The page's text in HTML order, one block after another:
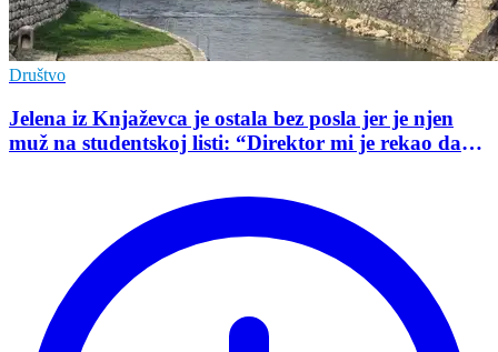
Društvo
Jelena iz Knjaževca je ostala bez posla jer je njen
muž na studentskoj listi: “Direktor mi je rekao da